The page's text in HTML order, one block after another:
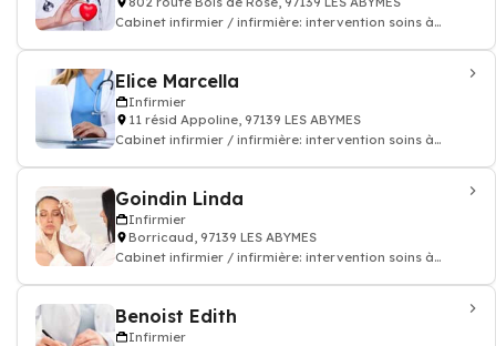
Cabinet infirmier / infirmière: intervention soins à
Elice Marcella
Infirmier
11 résid Appoline, 97139 LES ABYMES
Cabinet infirmier / infirmière: intervention soins à
Goindin Linda
Infirmier
Borricaud, 97139 LES ABYMES
Cabinet infirmier / infirmière: intervention soins à
Benoist Edith
Infirmier